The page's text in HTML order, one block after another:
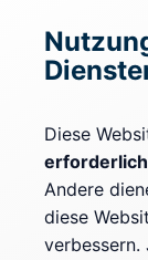
Rechtliches
Impressum
Datenschutz
Cookie-
Diese
erforderlich
Andere
diese
verbessern.